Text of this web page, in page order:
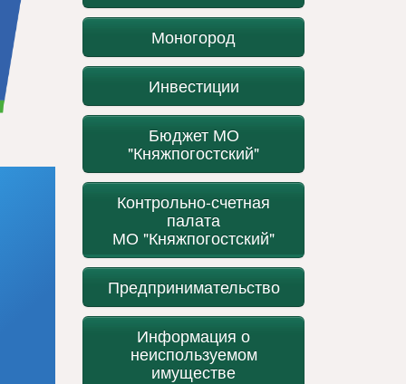
Моногород
Инвестиции
Бюджет МО
"Княжпогостский"
Контрольно-счетная
палата
МО "Княжпогостский"
Предпринимательство
Информация о
неиспользуемом
имуществе